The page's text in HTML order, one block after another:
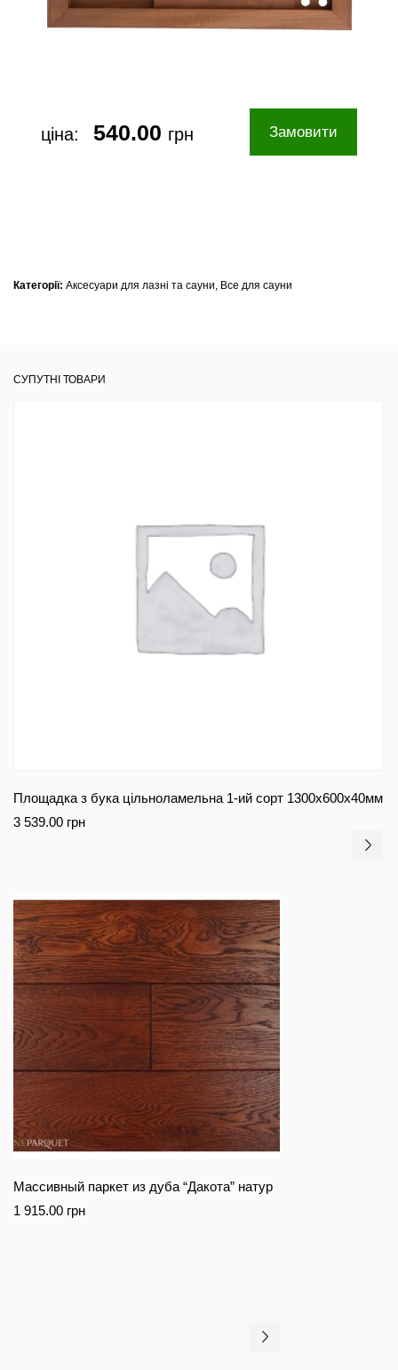
ціна: 540.00 грн Замовити
Категорії: Аксесуари для лазні та сауни, Все для сауни
СУПУТНІ ТОВАРИ
Площадка з бука цільноламельна 1-ий сорт 1300х600х40мм
3 539.00 грн
Массивный паркет из дуба “Дакота” натур
1 915.00 грн